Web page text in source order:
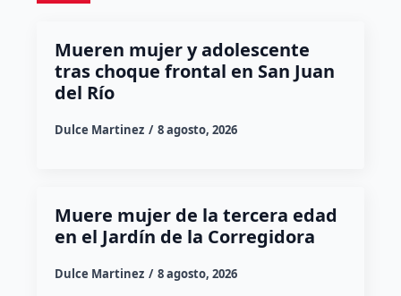
Mueren mujer y adolescente
tras choque frontal en San Juan
del Río
Dulce Martinez 8 agosto, 2026
Muere mujer de la tercera edad
en el Jardín de la Corregidora
Dulce Martinez 8 agosto, 2026